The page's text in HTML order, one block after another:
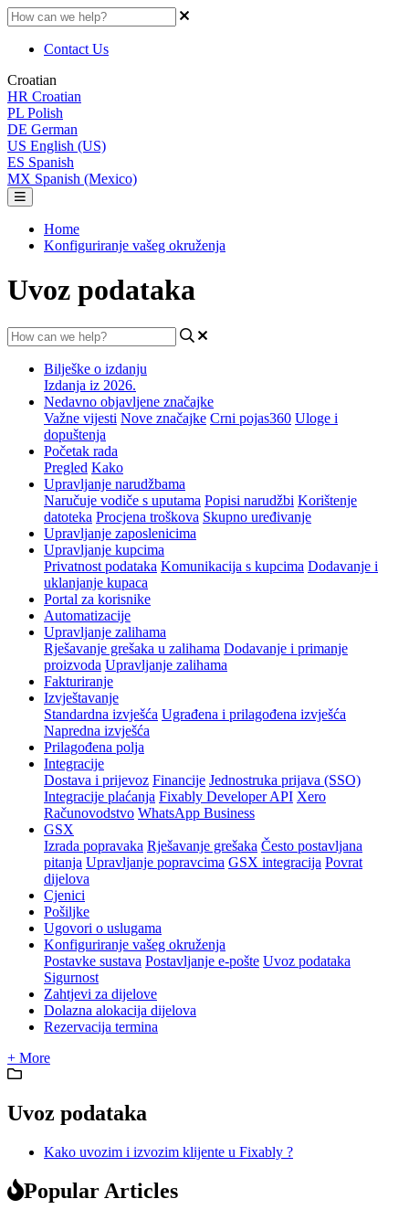
Contact Us
Croatian
HR Croatian
PL Polish
DE German
US English (US)
ES Spanish
MX Spanish (Mexico)
Home
Konfiguriranje vašeg okruženja
Uvoz podataka
Bilješke o izdanju
Izdanja iz 2026.
Nedavno objavljene značajke
Važne vijesti Nove značajke Crni pojas360 Uloge i
dopuštenja
Početak rada
Pregled Kako
Upravljanje narudžbama
Naručuje vodiče s uputama Popisi narudžbi Korištenje
datoteka Procjena troškova Skupno uređivanje
Upravljanje zaposlenicima
Upravljanje kupcima
Privatnost podataka Komunikacija s kupcima Dodavanje i
uklanjanje kupaca
Portal za korisnike
Automatizacije
Upravljanje zalihama
Rješavanje grešaka u zalihama Dodavanje i primanje
proizvoda Upravljanje zalihama
Fakturiranje
Izvještavanje
Standardna izvješća Ugrađena i prilagođena izvješća
Napredna izvješća
Prilagođena polja
Integracije
Dostava i prijevoz Financije Jednostruka prijava (SSO)
Integracije plaćanja Fixably Developer API Xero
Računovodstvo WhatsApp Business
GSX
Izrada popravaka Rješavanje grešaka Često postavljana
pitanja Upravljanje popravcima GSX integracija Povrat
dijelova
Cjenici
Pošiljke
Ugovori o uslugama
Konfiguriranje vašeg okruženja
Postavke sustava Postavljanje e-pošte Uvoz podataka
Sigurnost
Zahtjevi za dijelove
Dolazna alokacija dijelova
Rezervacija termina
+ More
Uvoz podataka
Kako uvozim i izvozim klijente u Fixably ?
Popular Articles